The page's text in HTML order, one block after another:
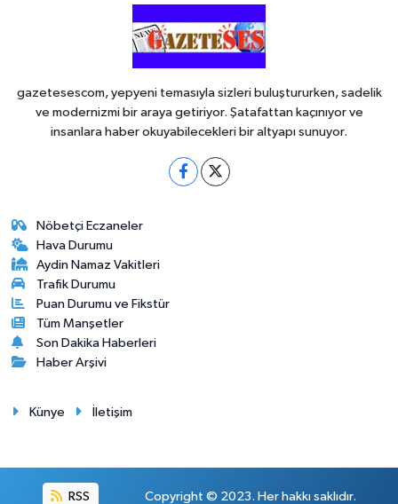
gazetesescom, yepyeni temasıyla sizleri buluştururken, sadelik
ve modernizmi bir araya getiriyor. Şatafattan kaçınıyor ve
insanlara haber okuyabilecekleri bir altyapı sunuyor.
Nöbetçi Eczaneler
Hava Durumu
Aydin Namaz Vakitleri
Trafik Durumu
Puan Durumu ve Fikstür
Tüm Manşetler
Son Dakika Haberleri
Haber Arşivi
Künye İletişim
RSS Copyright © 2023. Her hakkı saklıdır.